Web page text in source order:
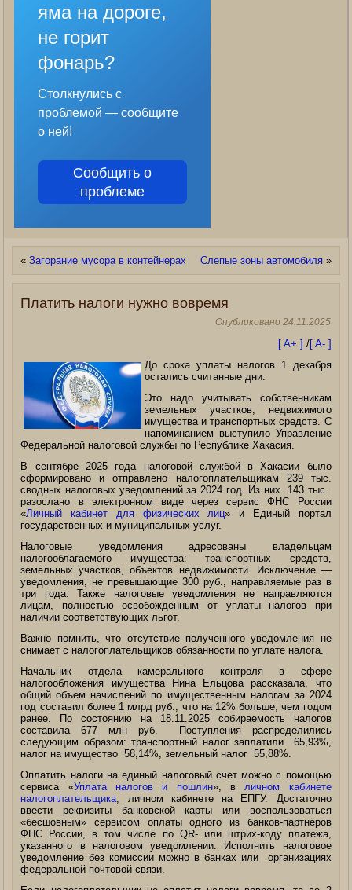
яма на дороге,
не горит
фонарь?
Столкнулись с
проблемой — сообщите
о ней!
Сообщить о
проблеме
«Загорание мусора в контейнерах Слепые зоны автомобиля»
Платить налоги нужно вовремя
Опубликовано 24.11.2025
[ A+ ] /[ A- ]
До срока уплаты налогов 1 декабря
остались считанные дни.
Это надо учитывать собственникам
земельных участков, недвижимого
имущества и транспортных средств. С
напоминанием выступило Управление
Федеральной налоговой службы по Республике Хакасия.
В сентябре 2025 года налоговой службой в Хакасии было
сформировано и отправлено налогоплательщикам 239 тыс.
сводных налоговых уведомлений за 2024 год. Из них 143 тыс.
разослано в электронном виде через сервис ФНС России
«Личный кабинет для физических лиц» и Единый портал
государственных и муниципальных услуг.
Налоговые уведомления адресованы владельцам
налогооблагаемого имущества: транспортных средств,
земельных участков, объектов недвижимости. Исключение —
уведомления, не превышающие 300 руб., направляемые раз в
три года. Также налоговые уведомления не направляются
лицам, полностью освобожденным от уплаты налогов при
наличии соответствующих льгот.
Важно помнить, что отсутствие полученного уведомления не
снимает с налогоплательщиков обязанности по уплате налога.
Начальник отдела камерального контроля в сфере
налогообложения имущества Нина Ельцова рассказала, что
общий объем начислений по имущественным налогам за 2024
год составил более 1 млрд руб., что на 12% больше, чем годом
ранее. По состоянию на 18.11.2025 собираемость налогов
составила 677 млн руб. Поступления распределились
следующим образом: транспортный налог заплатили 65,93%,
налог на имущество 58,14%, земельный налог 55,88%.
Оплатить налоги на единый налоговый счет можно с помощью
сервиса «Уплата налогов и пошлин», вличном кабинете
налогоплательщика, личном кабинете на ЕПГУ. Достаточно
ввести реквизиты банковской карты или воспользоваться
«бесшовным» сервисом оплаты одного из банков-партнёров
ФНС России, в том числе по QR- или штрих-коду платежа,
указанного в налоговом уведомлении. Исполнить налоговое
уведомление без комиссии можно в банках или организациях
федеральной почтовой связи.